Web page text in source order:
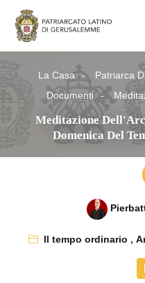
La Casa
Patriarca
Documenti
Meditazione
Domenica Del
Il tempo ordinario ,